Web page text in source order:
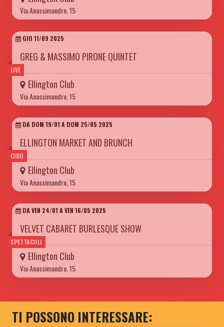
Via Anassimandro, 15
LIVE
GIO 11/09 2025
GREG & MASSIMO PIRONE QUINTET
Ellington Club
Via Anassimandro, 15
CIBO
DA DOM 19/01 A DOM 25/05 2025
ELLINGTON MARKET AND BRUNCH
Ellington Club
Via Anassimandro, 15
SPETTACOLI
DA VEN 24/01 A VEN 16/05 2025
VELVET CABARET BURLESQUE SHOW
Ellington Club
Via Anassimandro, 15
TI POSSONO INTERESSARE: